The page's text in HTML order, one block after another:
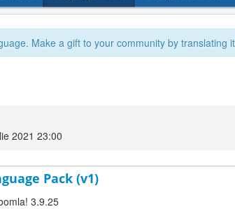
Make a gift to your community by translating
2021 23:00
Pack (v1)
3.9.25